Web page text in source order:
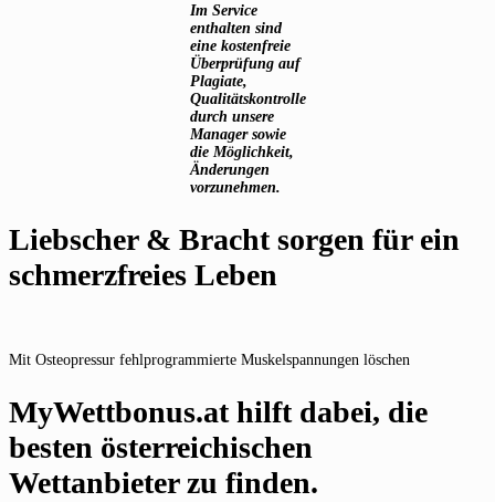
Im Service
enthalten sind
eine kostenfreie
Überprüfung auf
Plagiate,
Qualitätskontrolle
durch unsere
Manager sowie
die Möglichkeit,
Änderungen
vorzunehmen.
Liebscher & Bracht sorgen für ein
schmerzfreies Leben
Mit Osteopressur fehlprogrammierte Muskelspannungen löschen
MyWettbonus.at hilft dabei, die
besten österreichischen
Wettanbieter zu finden.